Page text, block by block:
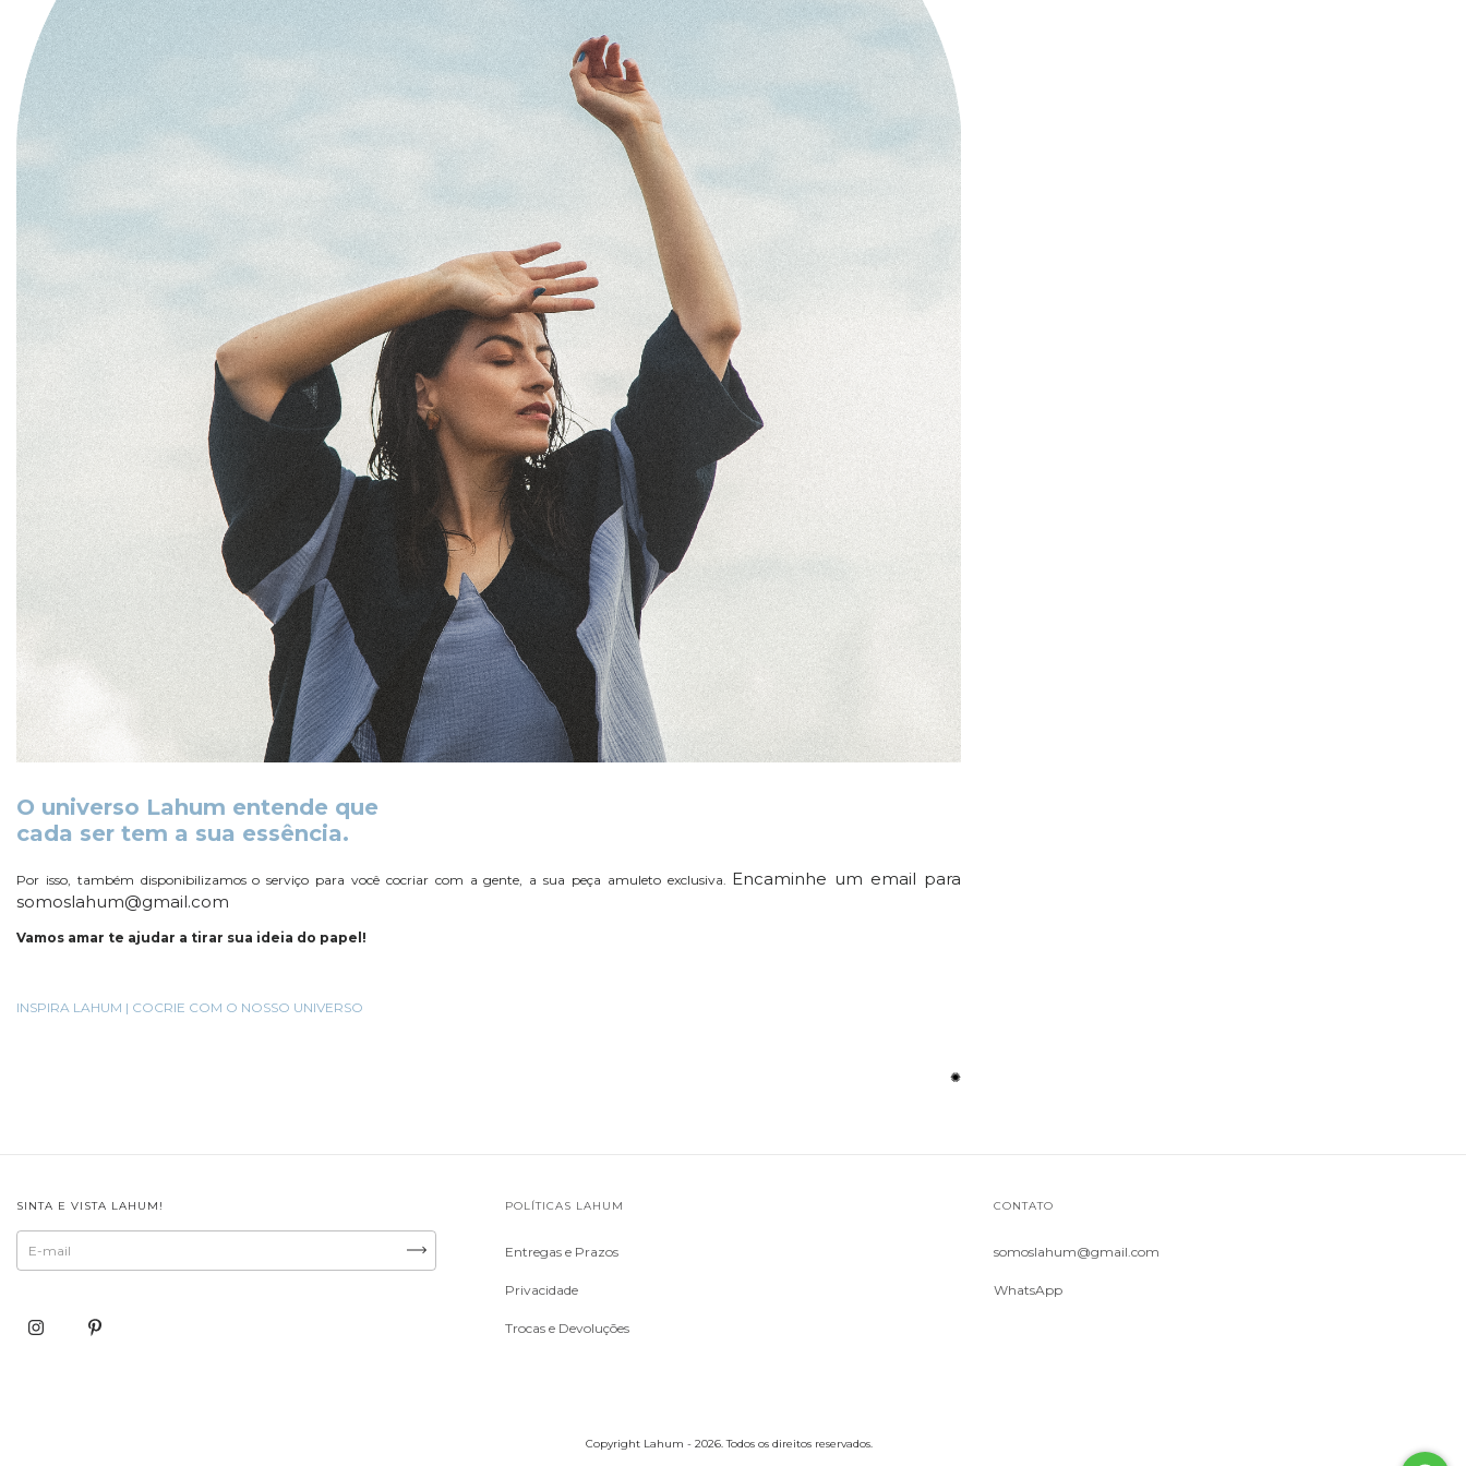
O universo Lahum entende que
cada ser tem a sua essência.
Por isso, também disponibilizamos o serviço para você cocriar com a gente, a sua peça amuleto exclusiva. Encaminhe um email para
somoslahum@gmail.com
Vamos amar te ajudar a tirar sua ideia do papel!
INSPIRA LAHUM | COCRIE COM O NOSSO UNIVERSO
✺
SINTA E VISTA LAHUM! POLÍTICAS LAHUM
Entregas e Prazos
Privacidade
Trocas e Devoluções
CONTATO
somoslahum@gmail.com
WhatsApp
Copyright Lahum - 2026. Todos os direitos reservados.